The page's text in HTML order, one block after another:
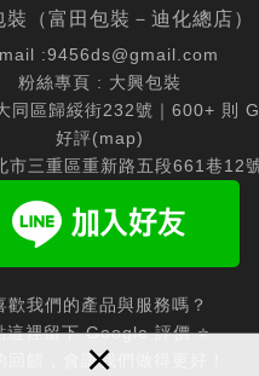
×
裝（富田包裝－迪化總店）
:9456ds@gmail.com
粉絲專頁 : 大興包裝
同區歸綏街232號｜600+ 則
好評(map)
市三重區重新路五段661巷12
歡我們的產品與服務嗎？
這裡留下 Google 評價 ⭐
回饋，會讓我們做得更好！